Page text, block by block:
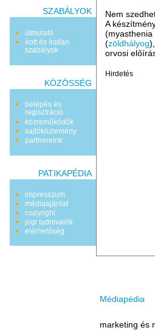
SZABÁLYOK
útmutató
írott és íratlan
szabályok
KÖZÖSSÉG
belépés és
regisztráció
közreműködők
sajtóközlemény
partnereink
PATIKAPÉDIA
impresszum
médiaajánlat
copyright
jogi tudnivalók
elérhetőség
Nem
A
(zöldhályog
orvosi
Hirdetés
Médiapédia
marketing és